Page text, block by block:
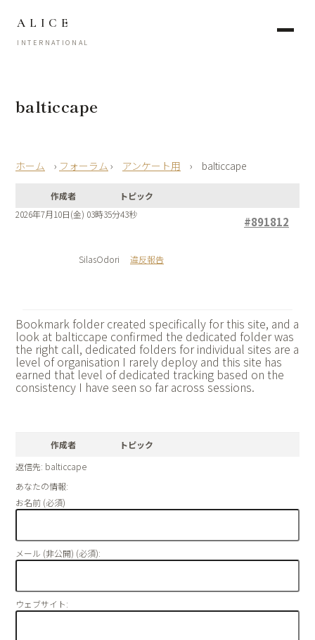
ALICE
INTERNATIONAL
balticcape
› フォーラム › アンケート用 › balticcape
作成者
トピック
2026年7月10日(金) 03時35分43秒
#891812
SilasOdori 違反報告
Bookmark folder created specifically for this site, and a
look at balticcape confirmed the dedicated folder was
the right call, dedicated folders for individual sites are a
level of organisation I rarely deploy and this site has
earned that level of dedicated tracking based on the
consistency I have seen so far across sessions.
作成者
トピック
返信先: balticcape
あなたの情報:
お名前 (必須)
メール (非公開) (必須):
ウェブサイト: